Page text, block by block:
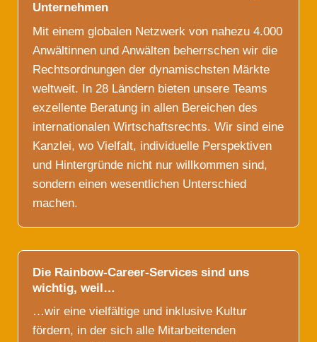
Unternehmen
Mit einem globalen Netzwerk von nahezu 4.000
Anwältinnen und Anwälten beherrschen wir die
Rechtsordnungen der dynamischsten Märkte
weltweit. In 28 Ländern bieten unsere Teams
exzellente Beratung in allen Bereichen des
internationalen Wirtschaftsrechts. Wir sind eine
Kanzlei, wo Vielfalt, individuelle Perspektiven
und Hintergründe nicht nur willkommen sind,
sondern einen wesentlichen Unterschied
machen.
Die Rainbow-Career-Services sind uns
wichtig, weil…
…wir eine vielfältige und inklusive Kultur
fördern, in der sich alle Mitarbeitenden